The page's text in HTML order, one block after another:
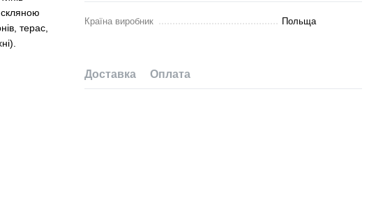
Країна виробник Польща
Доставка Оплата
скляною
терас,